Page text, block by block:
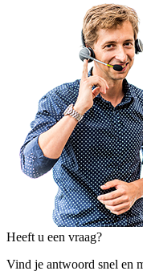
Heeft u een vraag?
Vind je antwoord snel en